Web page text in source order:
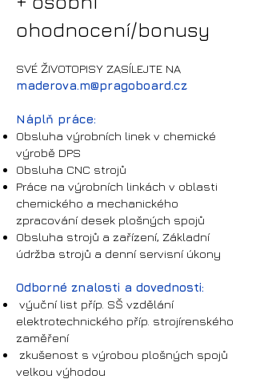
ohodnocení/bonusy
SVÉ ŽIVOTOPISY ZASÍLEJTE NA
maderova.m@pragoboard.cz
Náplň práce:
Obsluha výrobních linek v chemické
výrobě DPS
Obsluha CNC strojů
Práce na výrobních linkách v oblasti
chemického a mechanického
zpracování desek plošných spojů
Obsluha strojů a zařízení, Základní
údržba strojů a denní servisní úkony
Odborné znalosti a dovednosti:
výuční list příp. SŠ vzdělání
elektrotechnického příp. strojírenského
zaměření
zkušenost s výrobou plošných spojů
velkou výhodou